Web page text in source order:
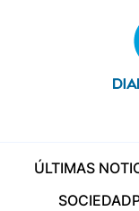
ÚLTIMAS
SOCIEDAD